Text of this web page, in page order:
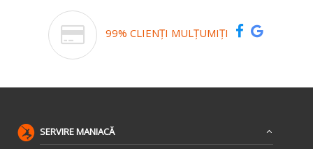
99% CLIENȚI MULȚUMIȚI
SERVIRE MANIACĂ